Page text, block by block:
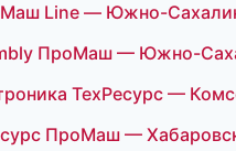
Line — Южно-
ПроМаш — Южно-
ТехРесурс —
ПроМаш —